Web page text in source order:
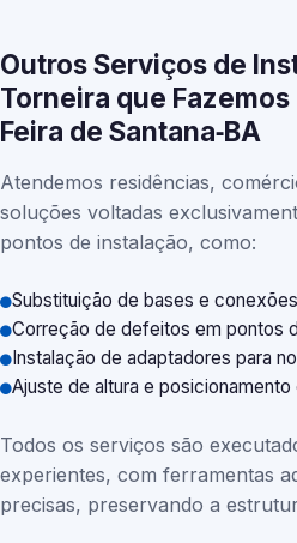
Outros Serviços de
Torneira que
Feira de Santana‑BA
Atendemos residências,
soluções voltadas
pontos de instalação, como:
Substituição de bases e
Correção de defeitos em pontos
Instalação de adaptadores para
Ajuste de altura e posicionamento
Todos os serviços são
experientes, com ferramentas
precisas, preservando a